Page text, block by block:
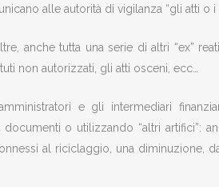
alle autorità di vigilanza “gli atti
anche tutta una serie di altri “ex”
non autorizzati, gli atti osceni, ecc…
e gli intermediari
documenti o utilizzando “altri artifici”:
al riciclaggio, una diminuzione,